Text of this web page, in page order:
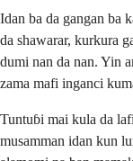
Idan ba da gangan ba
da shawarar, kurkura
dumi nan da nan. Yin
zama mafi inganci
Tuntuɓi mai kula da
musamman idan kun